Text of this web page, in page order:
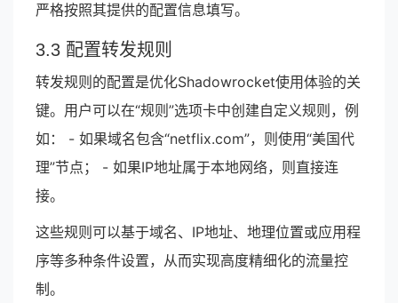
严格按照其提供的配置信息填写。
3.3 配置转发规则
转发规则的配置是优化Shadowrocket使用体验的关
键。用户可以在“规则”选项卡中创建自定义规则，例
如： - 如果域名包含“netflix.com”，则使用“美国代
理”节点； - 如果IP地址属于本地网络，则直接连
接。
这些规则可以基于域名、IP地址、地理位置或应用程
序等多种条件设置，从而实现高度精细化的流量控
制。